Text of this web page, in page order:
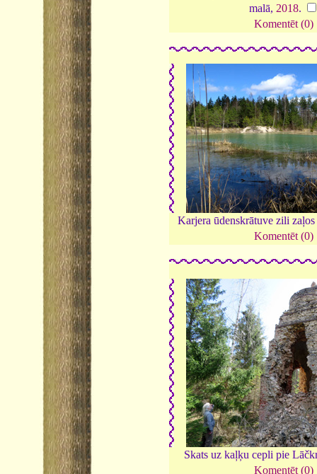
malā, 2018.
Komentēt (0)
Karjera ūdenskrātuve zili
Komentēt (0)
Skats uz kaļķu cepli pie
Komentēt (0)